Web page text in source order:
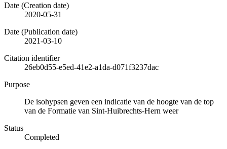
Date (Creation date)
2020-05-31
Date (Publication date)
2021-03-10
Citation identifier
26eb0d55-e5ed-41e2-a1da-d071f3237dac
Purpose
De isohypsen geven een indicatie van de hoogte van de top
van de Formatie van Sint-Huibrechts-Hern weer
Status
Completed